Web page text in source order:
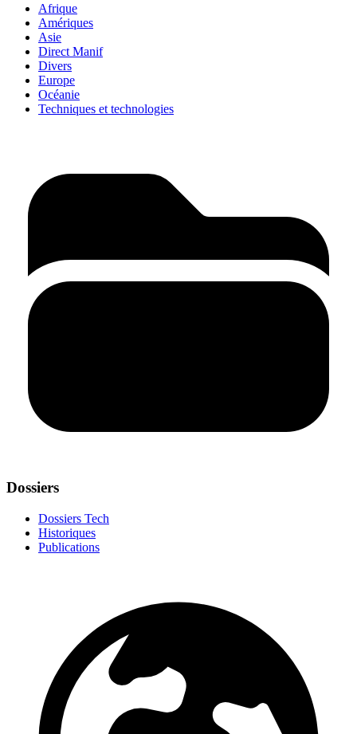
Afrique
Amériques
Asie
Direct Manif
Divers
Europe
Océanie
Techniques et technologies
Dossiers
Dossiers Tech
Historiques
Publications